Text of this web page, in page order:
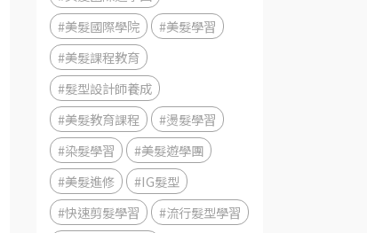
#美髮國際學院
#美髮學習
#美髮課程教育
#髮型設計師養成
#美髮教育課程
#燙髮學習
#染髮學習
#美髮遊學團
#美髮進修
#IG髮型
#快速剪髮學習
#流行髮型學習